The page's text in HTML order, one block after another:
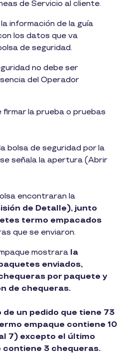
de Servicio al cliente.
información de la guía
los datos que va
de seguridad.
no debe ser
del Operador
firmar la prueba o pruebas
bolsa de seguridad por la
señala la apertura (Abrir
encontraran la
de Detalle), junto
termo empacados
que se enviaron.
mostrara la
enviados,
por paquete y
de chequeras.
de un pedido que tiene 73
empaque contiene 10
7) excepto el último
3 chequeras.